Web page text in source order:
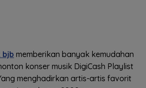
bjb memberikan banyak kemudahan
konser musik DigiCash Playlist
menghadirkan artis-artis favorit